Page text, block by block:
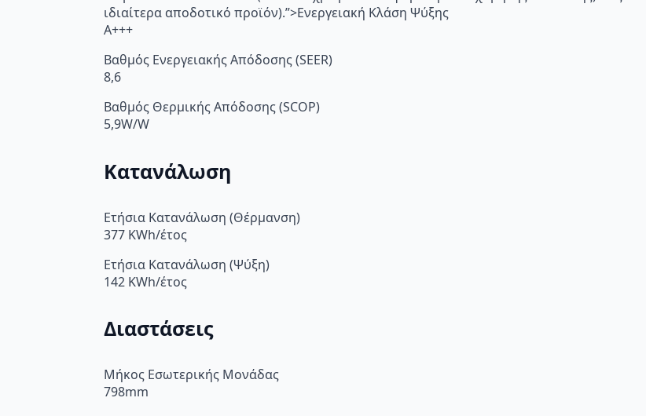
ιδιαίτερα αποδοτικό προϊόν).”>Ενεργειακή Κλάση Ψύξης
A+++
Βαθμός Ενεργειακής Απόδοσης (SEER)
8,6
Βαθμός Θερμικής Απόδοσης (SCOP)
5,9W/W
Κατανάλωση
Ετήσια Κατανάλωση (Θέρμανση)
377 KWh/έτος
Ετήσια Κατανάλωση (Ψύξη)
142 KWh/έτος
Διαστάσεις
Μήκος Εσωτερικής Μονάδας
798mm